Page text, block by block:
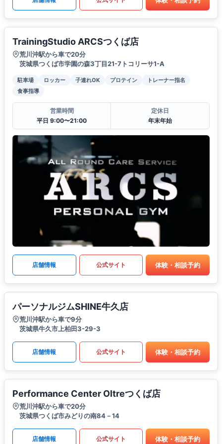
TrainingStudio ARCSつくば店
荒川沖駅から車で20分
茨城県つくば市学園の森3丁目21-7トコリーサ1-A
駐車場 ロッカー 子連れOK プロテイン
トレーナー指名
食事指導
営業時間
平日 9:00〜21:00
定休日
年末年始
店舗情報 公式サイト 体験・相談予約
パーソナルジムSHINE牛久店
荒川沖駅から車で9分
茨城県牛久市上柏田3-29-3
店舗情報 公式サイト 体験・相談予約
Performance Center Oltreつくば店
荒川沖駅から車で20分
茨城県つくば市みどりの南84－14
店舗情報 公式サイト 体験・相談予約